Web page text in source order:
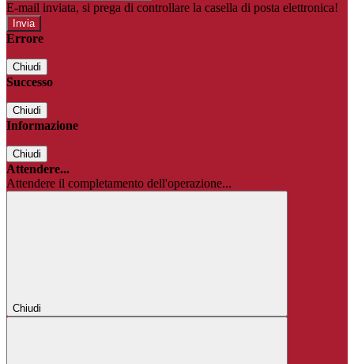
E-mail inviata, si prega di controllare la casella di posta elettronica!
Errore
Chiudi
Successo
Chiudi
Informazione
Chiudi
Attendere...
Attendere il completamento dell'operazione...
Chiudi